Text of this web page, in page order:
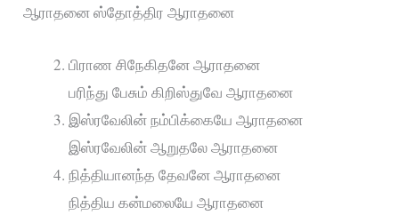
ஆராதனை ஸ்தோத்திர ஆராதனை
பிராண சிநேகிதனே ஆராதனை
பரிந்து பேசும் கிறிஸ்துவே ஆராதனை
இஸ்ரவேலின் நம்பிக்கையே ஆராதனை
இஸ்ரவேலின் ஆறுதலே ஆராதனை
நித்தியானந்த தேவனே ஆராதனை
நித்திய கன்மலையே ஆராதனை